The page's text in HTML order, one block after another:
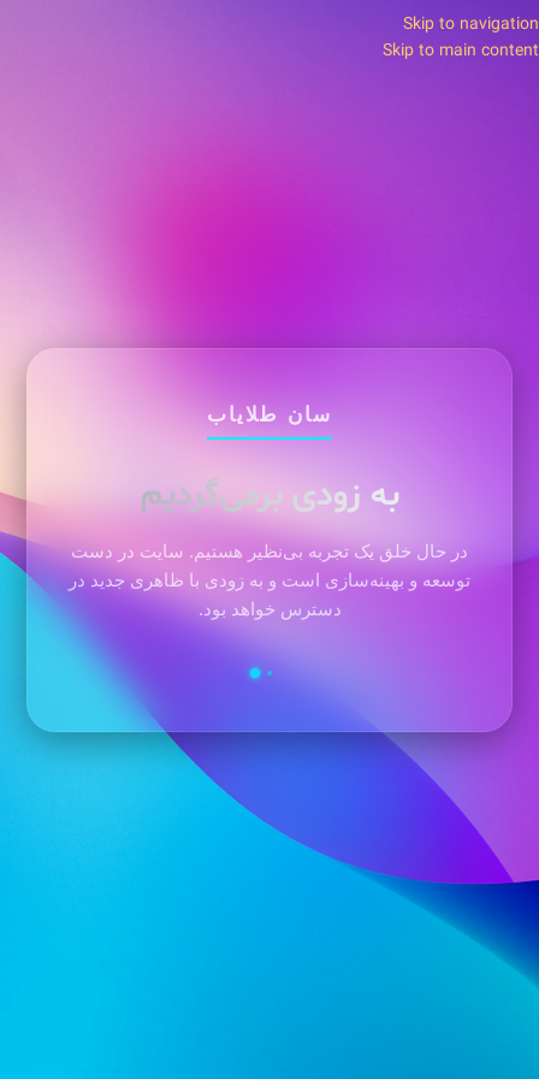
Skip to navigation
Skip to main content
سان طلایاب
به زودی برمی‌گردیم
در حال خلق یک تجربه بی‌نظیر هستیم. سایت در دست
توسعه و بهینه‌سازی است و به زودی با ظاهری جدید در
دسترس خواهد بود.